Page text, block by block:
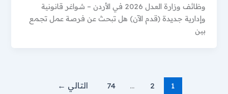
وظائف وزارة العدل 2026 في الأردن – شواغر قانونية
وإدارية جديدة (قدم الآن) هل تبحث عن فرصة عمل تجمع
بين
1
2
…
74 التالي ←